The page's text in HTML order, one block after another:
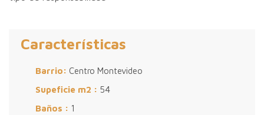
Características
Barrio: Centro Montevideo
Supeficie m2 : 54
Baños : 1